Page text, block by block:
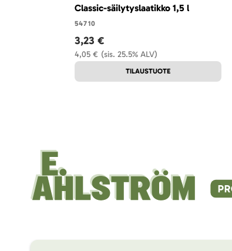
Classic-säilytyslaatikko 1,5 l
54710
(sis. 25.5% ALV)
4,05 €
3,23 €
TILAUSTUOTE